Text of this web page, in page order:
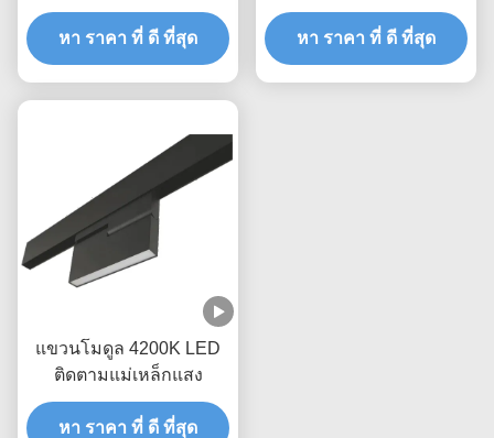
Track Light
หา ราคา ที่ ดี ที่สุด
ศีรษะ
หา ราคา ที่ ดี ที่สุด
แขวนโมดูล 4200K LED
ติดตามแม่เหล็กแสง
หา ราคา ที่ ดี ที่สุด